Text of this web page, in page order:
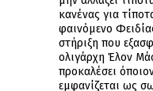
κανένας για
φαινόμενο
στήριξη που
ολιγάρχη Έλον
προκαλέσει
εμφανίζεται ως